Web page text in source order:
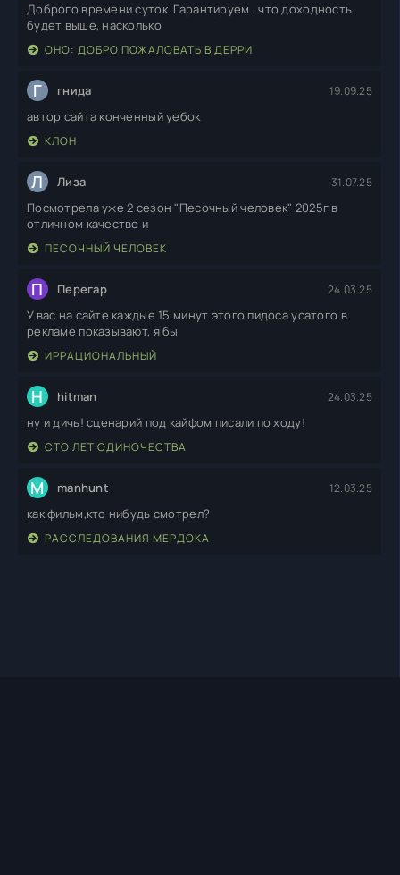
Доброго времени суток. Гарантируем , что доходность
будет выше, насколько
ОНО: ДОБРО ПОЖАЛОВАТЬ В ДЕРРИ
Г гнида 19.09.25
автор сайта конченный уебок
КЛОН
Л Лиза 31.07.25
Посмотрела уже 2 сезон "Песочный человек" 2025г в
отличном качестве и
ПЕСОЧНЫЙ ЧЕЛОВЕК
П Перегар 24.03.25
У вас на сайте каждые 15 минут этого пидоса усатого в
рекламе показывают, я бы
ИРРАЦИОНАЛЬНЫЙ
H hitman 24.03.25
ну и дичь! сценарий под кайфом писали по ходу!
СТО ЛЕТ ОДИНОЧЕСТВА
M manhunt 12.03.25
как фильм,кто нибудь смотрел?
РАССЛЕДОВАНИЯ МЕРДОКА